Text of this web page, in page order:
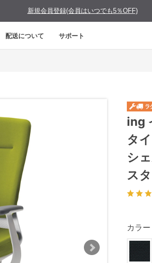
新規会員登録(会員はいつでも5％OFF)
配送について サポート
ing
タ
シ
ス
カラー